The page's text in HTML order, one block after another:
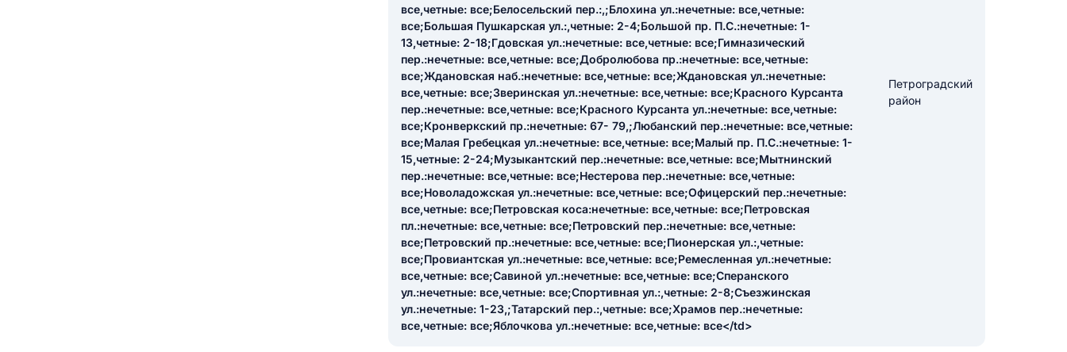
все,четные: все;Белосельский пер.:,;Блохина ул.:нечетные: все,четные:
все;Большая Пушкарская ул.:,четные: 2-4;Большой пр. П.С.:нечетные: 1-
13,четные: 2-18;Гдовская ул.:нечетные: все,четные: все;Гимназический
пер.:нечетные: все,четные: все;Добролюбова пр.:нечетные: все,четные:
все;Ждановская наб.:нечетные: все,четные: все;Ждановская ул.:нечетные:
все,четные: все;Зверинская ул.:нечетные: все,четные: все;Красного Курсанта
пер.:нечетные: все,четные: все;Красного Курсанта ул.:нечетные: все,четные:
все;Кронверкский пр.:нечетные: 67- 79,;Любанский пер.:нечетные: все,четные:
все;Малая Гребецкая ул.:нечетные: все,четные: все;Малый пр. П.С.:нечетные: 1-
15,четные: 2-24;Музыкантский пер.:нечетные: все,четные: все;Мытнинский
пер.:нечетные: все,четные: все;Нестерова пер.:нечетные: все,четные:
все;Новоладожская ул.:нечетные: все,четные: все;Офицерский пер.:нечетные:
все,четные: все;Петровская коса:нечетные: все,четные: все;Петровская
пл.:нечетные: все,четные: все;Петровский пер.:нечетные: все,четные:
все;Петровский пр.:нечетные: все,четные: все;Пионерская ул.:,четные:
все;Провиантская ул.:нечетные: все,четные: все;Ремесленная ул.:нечетные:
все,четные: все;Савиной ул.:нечетные: все,четные: все;Сперанского
ул.:нечетные: все,четные: все;Спортивная ул.:,четные: 2-8;Съезжинская
ул.:нечетные: 1-23,;Татарский пер.:,четные: все;Храмов пер.:нечетные:
все,четные: все;Яблочкова ул.:нечетные: все,четные: все</td>
Петроградский
район
ОСТАВИТЬ ОТЗЫВ
разрешить публикацию отзыва
ОСТАВИТЬ ОТЗЫВ
СОХРАНИТЬ